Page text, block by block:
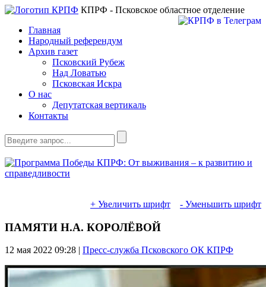
КПРФ - Псковское областное отделение
Главная
Народный референдум
Архив газет
Псковский Рубеж
Над Ловатью
Псковская Искра
О нас
Депутатская вертикаль
Контакты
+ Увеличить шрифт - Уменьшить шрифт
ПАМЯТИ Н.А. КОРОЛЁВОЙ
12 мая 2022 09:28 | Пресс-служба Псковского ОК КПРФ